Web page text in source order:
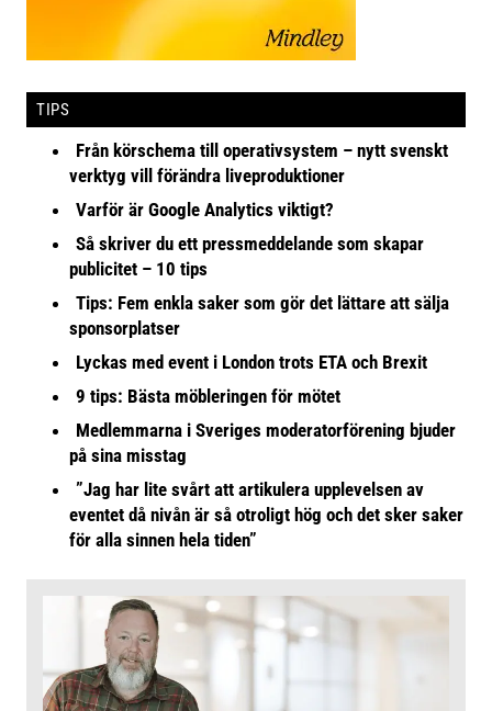
TIPS
Från körschema till operativsystem – nytt svenskt
verktyg vill förändra liveproduktioner
Varför är Google Analytics viktigt?
Så skriver du ett pressmeddelande som skapar
publicitet – 10 tips
Tips: Fem enkla saker som gör det lättare att sälja
sponsorplatser
Lyckas med event i London trots ETA och Brexit
9 tips: Bästa möbleringen för mötet
Medlemmarna i Sveriges moderatorförening bjuder
på sina misstag
”Jag har lite svårt att artikulera upplevelsen av
eventet då nivån är så otroligt hög och det sker saker
för alla sinnen hela tiden”